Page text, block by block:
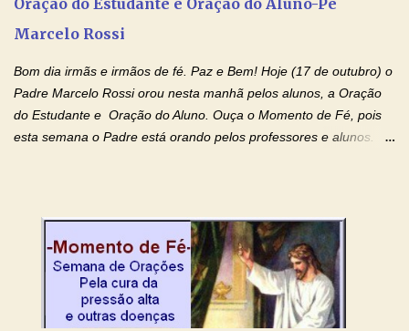
gerações, através de todas as raízes da minha árvore
genealógica. Que o Sangue de Jesus, purificador e vivificante,
Marcelo Rossi
Bom dia irmãs e irmãos de fé. Paz e Bem! Hoje (17 de outubro) o
Padre Marcelo Rossi orou nesta manhã pelos alunos, a Oração
do Estudante e Oração do Aluno. Ouça o Momento de Fé, pois
esta semana o Padre está orando pelos professores e alunos.
intelectualmente e espiritualmente para o dia da prova. Confie no
amor Ágape de Jesus e no amor materno de Nossa Senhora.
Fique com a paz de Jesus e o amor de Maria! Adriana-Devoção e
Fé Oração do Estudante I Senhor, eu sou estudante, e por sinal,
inteligente. Prova isto é o fato de eu estar aqui, conversando com